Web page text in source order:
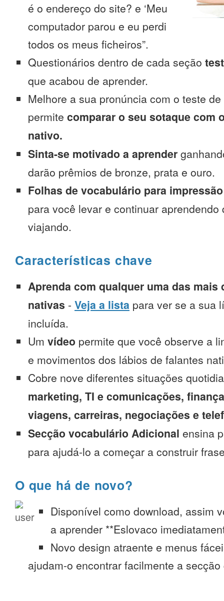
é o endereço do site? e ‘Meu
computador parou e eu perdi
todos os meus ficheiros”.
Questionários dentro de cada seção
que acabou de aprender.
Melhore a sua pronúncia com o teste
permite comparar o seu sotaque com
nativo.
Sinta-se motivado a aprender
darão prêmios de bronze, prata e ouro.
Folhas de vocabulário para impressão
para você levar e continuar aprendendo
viajando.
Características chave
Aprenda com qualquer uma das mais
nativas - Veja a lista para ver se a sua
incluída.
Um vídeo permite que você observe a
e movimentos dos lábios de falantes
Cobre nove diferentes situações
marketing, TI e comunicações,
viagens, carreiras, negociações e
Secção vocabulário Adicional ensina
para ajudá-lo a começar a construir
O que há de novo?
Disponível como download, assim
a aprender **Eslovaco
Novo design atraente e menus
ajudam-o encontrar facilmente a